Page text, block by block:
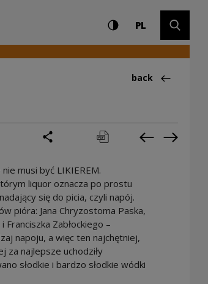
Settings and search
High contrast
PLCHANGE
Back
back
print pobierz Previous
Next
musi być LIKIEREM.
liquor oznacza po prostu
się do picia, czyli napój.
pióra: Jana Chryzostoma Paska,
Zabłockiego –
napoju, a więc ten najchętniej,
za najlepsze uchodziły
słodkie i bardzo słodkie wódki